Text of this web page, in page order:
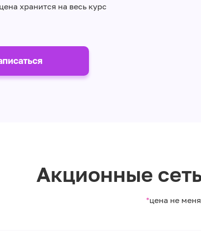
хранится на весь курс
Акционные
*цена не